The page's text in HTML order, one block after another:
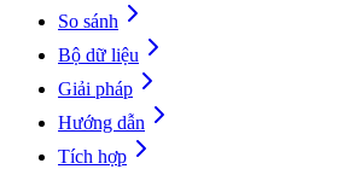
So sánh
Bộ dữ liệu
Giải pháp
Hướng dẫn
Tích hợp